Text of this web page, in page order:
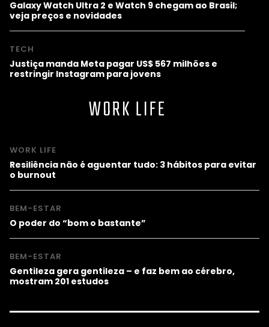
Galaxy Watch Ultra 2 e Watch 9 chegam ao Brasil;
veja preços e novidades
TECH
Justiça manda Meta pagar US$ 567 milhões e
restringir Instagram para jovens
WORK LIFE
WORK LIFE
Resiliência não é aguentar tudo: 3 hábitos para evitar
o burnout
BEM-ESTAR
O poder do “bom o bastante”
BEM-ESTAR
Gentileza gera gentileza – e faz bem ao cérebro,
mostram 201 estudos